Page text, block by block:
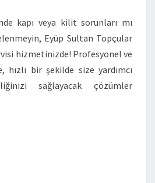
kapı veya kilit sorunları mı
Eyüp Sultan Topçular
hizmetinizde! Profesyonel ve
bir şekilde size yardımcı
sağlayacak çözümler